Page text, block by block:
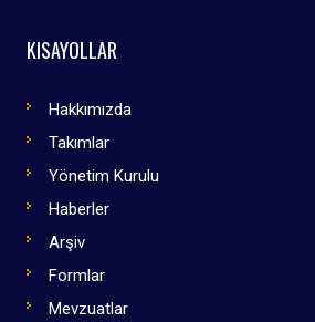
KISAYOLLAR
Hakkımızda
Takımlar
Yönetim Kurulu
Haberler
Arşiv
Formlar
Mevzuatlar